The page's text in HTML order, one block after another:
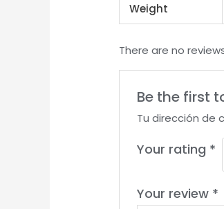
Weight
There are no
Be the first
Tu dirección de
Your rating *
Your review *